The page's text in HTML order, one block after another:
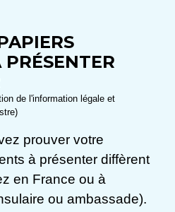
de l'information légale et
prouver votre
à présenter diffèrent
en France ou à
ou ambassade).